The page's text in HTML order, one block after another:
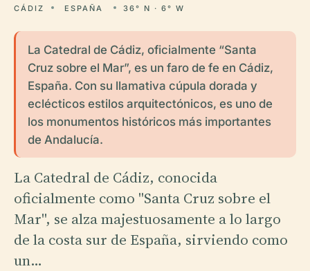
CÁDIZ ESPAÑA 36° N · 6° W
La Catedral de Cádiz, oficialmente “Santa
Cruz sobre el Mar”, es un faro de fe en Cádiz,
España. Con su llamativa cúpula dorada y
eclécticos estilos arquitectónicos, es uno de
los monumentos históricos más importantes
de Andalucía.
La Catedral de Cádiz, conocida
oficialmente como "Santa Cruz sobre el
Mar", se alza majestuosamente a lo largo
de la costa sur de España, sirviendo como
un…